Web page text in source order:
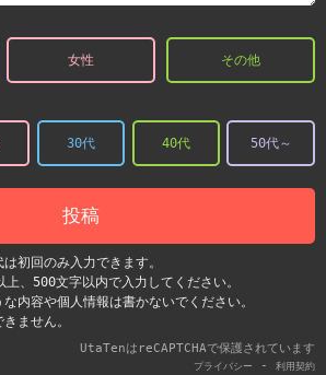
女性 その他
30代 40代 50代～
投稿
初回のみ入力できます。
、500文字以内で入力してください。
内容や個人情報は書かないでください。
ません。
UtaTenはreCAPTCHAで保護されています
プライバシー - 利用契約